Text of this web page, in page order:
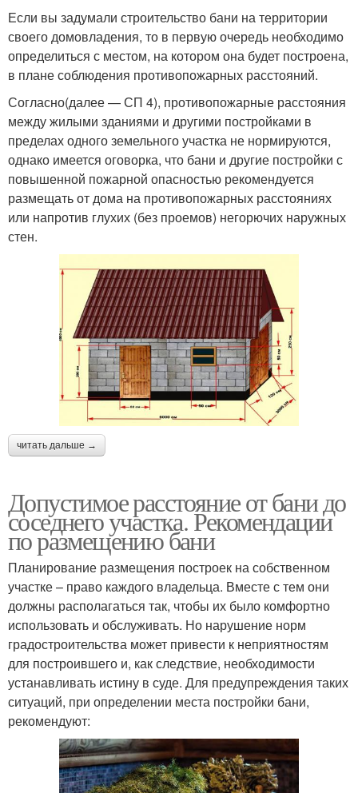
Если вы задумали строительство бани на территории
своего домовладения, то в первую очередь необходимо
определиться с местом, на котором она будет построена,
в плане соблюдения противопожарных расстояний.
Согласно(далее — СП 4), противопожарные расстояния
между жилыми зданиями и другими постройками в
пределах одного земельного участка не нормируются,
однако имеется оговорка, что бани и другие постройки с
повышенной пожарной опасностью рекомендуется
размещать от дома на противопожарных расстояниях
или напротив глухих (без проемов) негорючих наружных
стен.
читать дальше →
Допустимое расстояние от бани до
соседнего участка. Рекомендации
по размещению бани
Планирование размещения построек на собственном
участке – право каждого владельца. Вместе с тем они
должны располагаться так, чтобы их было комфортно
использовать и обслуживать. Но нарушение норм
градостроительства может привести к неприятностям
для построившего и, как следствие, необходимости
устанавливать истину в суде. Для предупреждения таких
ситуаций, при определении места постройки бани,
рекомендуют: